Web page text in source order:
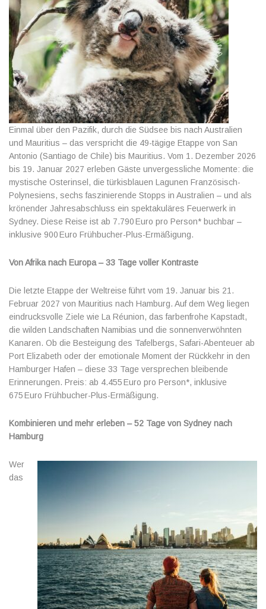
Einmal über den Pazifik, durch die Südsee bis nach Australien
und Mauritius – das verspricht die 49-tägige Etappe von San
Antonio (Santiago de Chile) bis Mauritius. Vom 1. Dezember 2026
bis 19. Januar 2027 erleben Gäste unvergessliche Momente: die
mystische Osterinsel, die türkisblauen Lagunen Französisch-
Polynesiens, sechs faszinierende Stopps in Australien – und als
krönender Jahresabschluss ein spektakuläres Feuerwerk in
Sydney. Diese Reise ist ab 7.790 Euro pro Person* buchbar –
inklusive 900 Euro Frühbucher-Plus-Ermäßigung.
Von Afrika nach Europa – 33 Tage voller Kontraste
Die letzte Etappe der Weltreise führt vom 19. Januar bis 21.
Februar 2027 von Mauritius nach Hamburg. Auf dem Weg liegen
eindrucksvolle Ziele wie La Réunion, das farbenfrohe Kapstadt,
die wilden Landschaften Namibias und die sonnenverwöhnten
Kanaren. Ob die Besteigung des Tafelbergs, Safari-Abenteuer ab
Port Elizabeth oder der emotionale Moment der Rückkehr in den
Hamburger Hafen – diese 33 Tage versprechen bleibende
Erinnerungen. Preis: ab 4.455 Euro pro Person*, inklusive
675 Euro Frühbucher-Plus-Ermäßigung.
Kombinieren und mehr erleben – 52 Tage von Sydney nach
Hamburg
Wer
das